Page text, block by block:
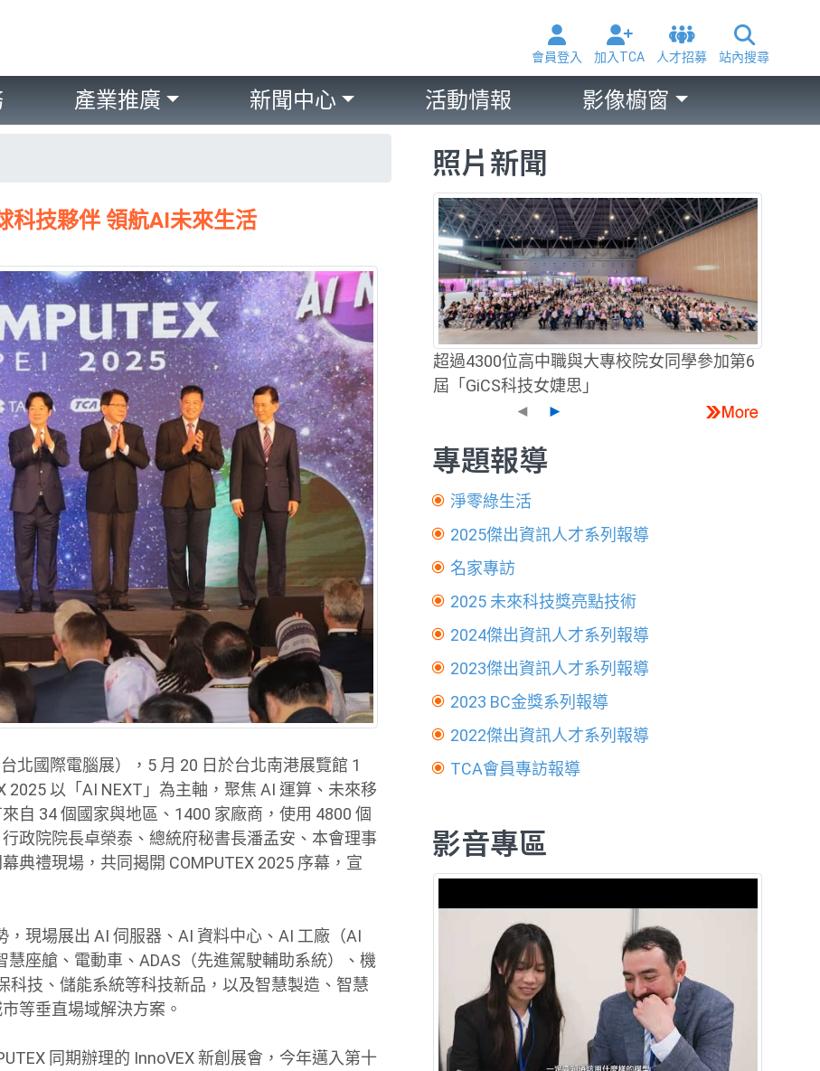
會員登入 加入TCA 人才招募 站內搜尋
產業推廣 新聞中心 活動情報 影像櫥窗
科技夥伴 領航AI未來生活
北國際電腦展），5 月 20 日於台北南港展覽館 1
2025 以「AI NEXT」為主軸，聚焦 AI 運算、未來移
自 34 個國家與地區、1400 家廠商，使用 4800 個
政院院長卓榮泰、總統府秘書長潘孟安、本會理事
典禮現場，共同揭開 COMPUTEX 2025 序幕，宣
現場展出 AI 伺服器、AI 資料中心、AI 工廠（AI
座艙、電動車、ADAS（先進駕駛輔助系統）、機
科技、儲能系統等科技新品，以及智慧製造、智慧
等垂直場域解決方案。
同期辦理的 InnoVEX 新創展會，今年邁入第十
照片新聞
超過4300位高中職與大專校院女同學參加第6
屆「GiCS科技女婕思」
◄
►
專題報導
淨零綠生活
2025傑出資訊人才系列報導
名家專訪
2025 未來科技獎亮點技術
2024傑出資訊人才系列報導
2023傑出資訊人才系列報導
2023 BC金獎系列報導
2022傑出資訊人才系列報導
TCA會員專訪報導
影音專區